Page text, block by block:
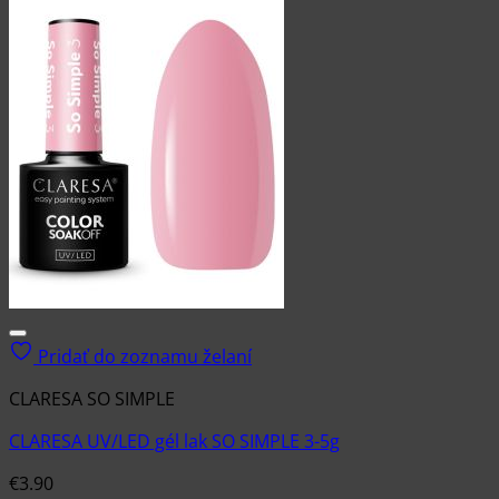
Pridať do zoznamu želaní
CLARESA SO SIMPLE
CLARESA UV/LED gél lak SO SIMPLE 3-5g
€3.90